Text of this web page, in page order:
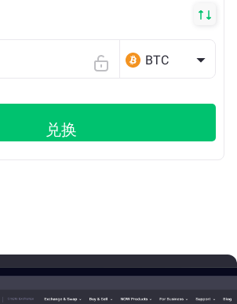
BTC
兑换